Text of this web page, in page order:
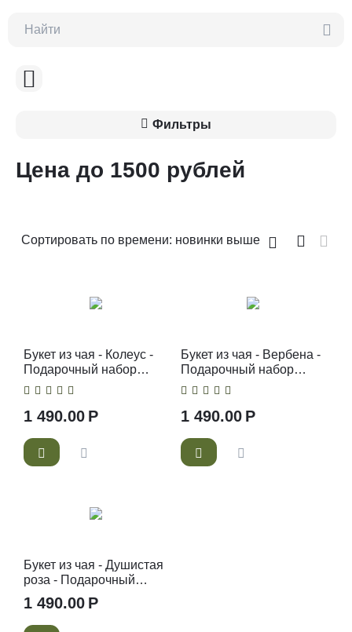
Фильтры
Цена до 1500 рублей
Сортировать по времени: новинки выше
Букет из чая - Колеус -
Подарочный набор
чайный букет
1 490.00 Р
Букет из чая - Вербена -
Подарочный набор
чайный букет
1 490.00 Р
Букет из чая - Душистая
роза - Подарочный
набор чайный букет
1 490.00 Р